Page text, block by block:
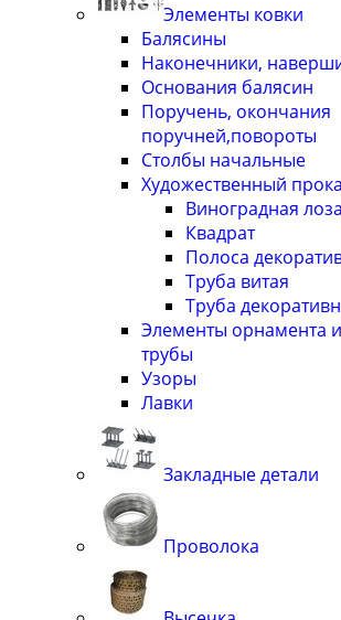
Элементы ковки
Балясины
Наконечники,
Основания балясин
Поручень, окончания
поручней,повороты
Столбы начальные
Художественный
Виноградная лоза
Квадрат
Полоса
Труба витая
Труба
Элементы орнамента
трубы
Узоры
Лавки
Закладные детали
Проволока